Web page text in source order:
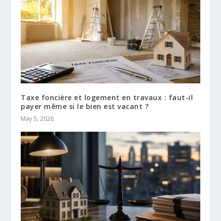
Taxe foncière et logement en travaux : faut-il
payer même si le bien est vacant ?
May 5, 2026